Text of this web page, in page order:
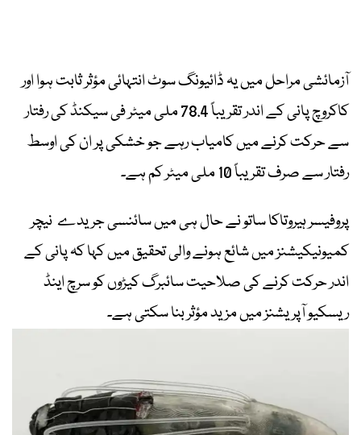
آزمائشی مراحل میں یہ ڈائیونگ سوٹ انتہائی مؤثر ثابت ہوا اور
کاکروچ پانی کے اندر تقریباً 78.4 ملی میٹر فی سیکنڈ کی رفتار
سے حرکت کرنے میں کامیاب رہے جو خشکی پر ان کی اوسط
رفتار سے صرف تقریباً 10 ملی میٹر کم ہے۔
پروفیسر ہیروتاکا ساتو نے حال ہی میں سائنسی جریدے نیچر
کمیونیکیشنز میں شائع ہونے والی تحقیق میں کہا کہ پانی کے
اندر حرکت کرنے کی صلاحیت سائبرگ کیڑوں کو سرچ اینڈ
ریسکیو آپریشنز میں مزید مؤثر بنا سکتی ہے۔